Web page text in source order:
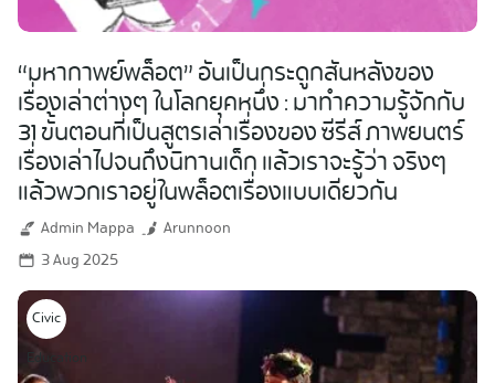
“มหากาพย์พล็อต” อันเป็นกระดูกสันหลังของ
เรื่องเล่าต่างๆ ในโลกยุคหนึ่ง : มาทำความรู้จักกับ
31 ขั้นตอนที่เป็นสูตรเล่าเรื่องของ ซีรีส์ ภาพยนตร์
เรื่องเล่าไปจนถึงนิทานเด็ก แล้วเราจะรู้ว่า จริงๆ
แล้วพวกเราอยู่ในพล็อตเรื่องแบบเดียวกัน
Admin Mappa
Arunnoon
3 Aug 2025
Civic
Education